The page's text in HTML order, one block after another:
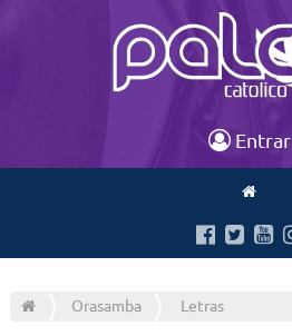
Entrar
Orasamba Letras